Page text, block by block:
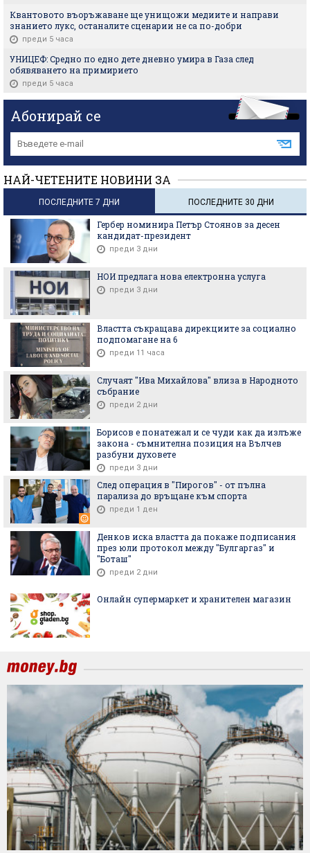
Квантовото въоръжаване ще унищожи медиите и направи
знанието лукс, останалите сценарии не са по-добри
преди 5 часа
УНИЦЕФ: Средно по едно дете дневно умира в Газа след
обявяването на примирието
преди 5 часа
Абонирай се
НАЙ-ЧЕТЕНИТЕ НОВИНИ ЗА
ПОСЛЕДНИТЕ 7 ДНИ ПОСЛЕДНИТЕ 30 ДНИ
Гербер номинира Петър Стоянов за десен
кандидат-президент
преди 3 дни
НОИ предлага нова електронна услуга
преди 3 дни
Властта съкращава дирекциите за социално
подпомагане на 6
преди 11 часа
Случаят "Ива Михайлова" влиза в Народното
събрание
преди 2 дни
Борисов е понатежал и се чуди как да излъже
закона - съмнителна позиция на Вълчев
разбуни духовете
преди 3 дни
След операция в "Пирогов" - от пълна
парализа до връщане към спорта
преди 1 ден
Денков иска властта да покаже подписания
през юли протокол между "Булгаргаз" и
"Боташ"
преди 2 дни
Онлайн супермаркет и хранителен магазин